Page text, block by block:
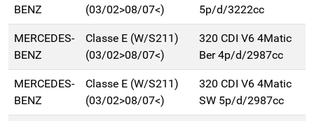
BENZ
(03/02>08/07<)
5p/d/3222cc
MERCEDES-
BENZ
Classe E (W/S211)
(03/02>08/07<)
320 CDI V6 4Matic
Ber 4p/d/2987cc
MERCEDES-
BENZ
Classe E (W/S211)
(03/02>08/07<)
320 CDI V6 4Matic
SW 5p/d/2987cc